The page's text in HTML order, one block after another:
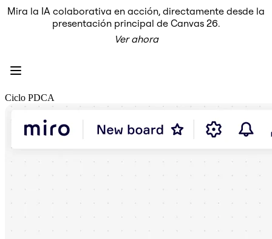
Destacados
Lienzo inteligente™
AI Workflows
Servidor MCP
Explora los manuales de IA
Planes de acción
Plataforma para desarrolladores
Descargar aplicaciones
Mira la IA colaborativa en acción, directamente desde la
presentación principal de Canvas 26.
Ver ahora
Ciclo PDCA